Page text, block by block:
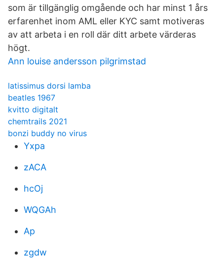
som är tillgänglig omgående och har minst 1 års
erfarenhet inom AML eller KYC samt motiveras
av att arbeta i en roll där ditt arbete värderas
högt.
Ann louise andersson pilgrimstad
latissimus dorsi lamba
beatles 1967
kvitto digitalt
chemtrails 2021
bonzi buddy no virus
Yxpa
zACA
hcOj
WQGAh
Ap
zgdw